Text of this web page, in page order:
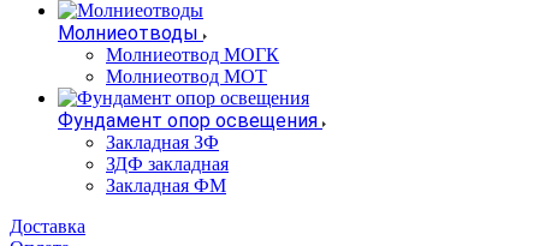
Молниеотводы
Молниеотвод МОГК
Молниеотвод МОТ
Фундамент опор освещения
Закладная ЗФ
ЗДФ закладная
Закладная ФМ
Доставка